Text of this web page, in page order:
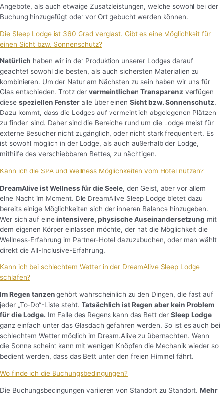
Angebote, als auch etwaige Zusatzleistungen, welche sowohl bei der
Buchung hinzugefügt oder vor Ort gebucht werden können.
Die Sleep Lodge ist 360 Grad verglast. Gibt es eine Möglichkeit für
einen Sicht bzw. Sonnenschutz?
Natürlich haben wir in der Produktion unserer Lodges darauf
geachtet sowohl die besten, als auch sichersten Materialien zu
kombinieren. Um der Natur am Nächsten zu sein haben wir uns für
Glas entschieden. Trotz der vermeintlichen Transparenz verfügen
diese speziellen Fenster alle über einen Sicht bzw. Sonnenschutz.
Dazu kommt, dass die Lodges auf vermeintlich abgelegenen Plätzen
zu finden sind. Daher sind die Bereiche rund um die Lodge meist für
externe Besucher nicht zugänglich, oder nicht stark frequentiert. Es
ist sowohl möglich in der Lodge, als auch außerhalb der Lodge,
mithilfe des verschiebbaren Bettes, zu nächtigen.
Kann ich die SPA und Wellness Möglichkeiten vom Hotel nutzen?
DreamAlive ist Wellness für die Seele, den Geist, aber vor allem
eine Nacht im Moment. Die DreamAlive Sleep Lodge bietet dazu
bereits einige Möglichkeiten sich der inneren Balance hinzugeben.
Wer sich auf eine intensivere, physische Auseinandersetzung mit
dem eigenen Körper einlassen möchte, der hat die Möglichkeit die
Wellness-Erfahrung im Partner-Hotel dazuzubuchen, oder man wählt
direkt die All-Inclusive-Erfahrung.
Kann ich bei schlechtem Wetter in der DreamAlive Sleep Lodge
schlafen?
Im Regen tanzen gehört wahrscheinlich zu den Dingen, die fast auf
jeder „To-Do“-Liste steht. Tatsächlich ist Regen aber kein Problem
für die Lodge. Im Falle des Regens kann das Bett der Sleep Lodge
ganz einfach unter das Glasdach gefahren werden. So ist es auch bei
schlechtem Wetter möglich im Dream.Alive zu übernachten. Wenn
die Sonne scheint kann mit wenigen Knöpfen die Mechanik wieder so
bedient werden, dass das Bett unter den freien Himmel fährt.
Wo finde ich die Buchungsbedingungen?
Die Buchungsbedingungen variieren von Standort zu Standort. Mehr